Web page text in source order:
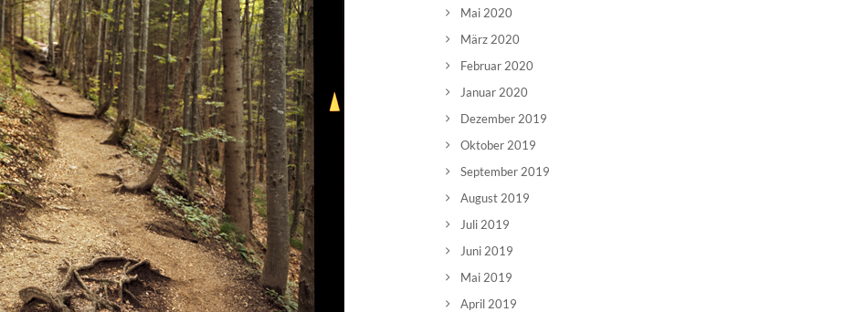
Mai 2020
März 2020
Februar 2020
Januar 2020
Dezember 2019
Oktober 2019
September 2019
August 2019
Juli 2019
Juni 2019
Mai 2019
April 2019